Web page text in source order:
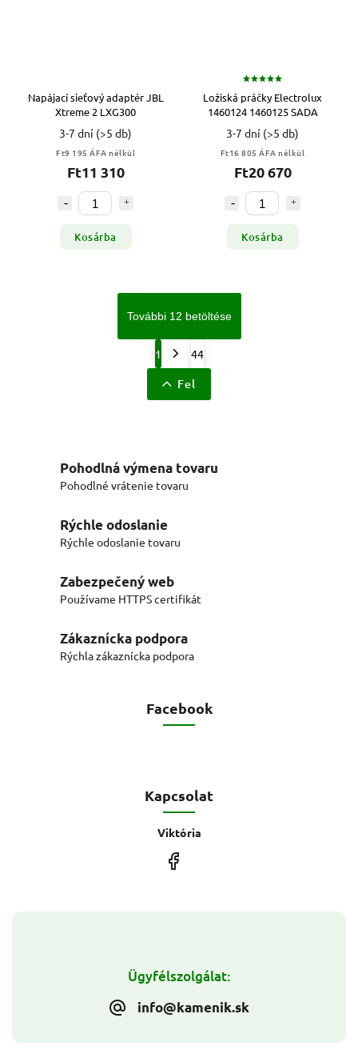
Napájací sieťový adaptér JBL
Xtreme 2 LXG300
3-7 dní (>5 db)
Ft9 195 ÁFA nélkül
Ft11 310
Kosárba
Ložiská práčky Electrolux
1460124 1460125 SADA
3-7 dní (>5 db)
Ft16 805 ÁFA nélkül
Ft20 670
Kosárba
További 12 betöltése
1 44
Fel
Pohodlná výmena tovaru
Pohodlné vrátenie tovaru
Rýchle odoslanie
Rýchle odoslanie tovaru
Zabezpečený web
Používame HTTPS certifikát
Zákaznícka podpora
Rýchla zákaznícka podpora
Ügyfélszolgálat:
info@kamenik.sk
Facebook
Kapcsolat
Viktória